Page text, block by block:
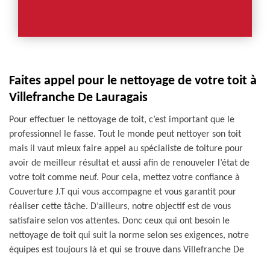
Faites appel pour le nettoyage de votre toit à
Villefranche De Lauragais
Pour effectuer le nettoyage de toit, c’est important que le
professionnel le fasse. Tout le monde peut nettoyer son toit
mais il vaut mieux faire appel au spécialiste de toiture pour
avoir de meilleur résultat et aussi afin de renouveler l’état de
votre toit comme neuf. Pour cela, mettez votre confiance à
Couverture J.T qui vous accompagne et vous garantit pour
réaliser cette tâche. D’ailleurs, notre objectif est de vous
satisfaire selon vos attentes. Donc ceux qui ont besoin le
nettoyage de toit qui suit la norme selon ses exigences, notre
équipes est toujours là et qui se trouve dans Villefranche De